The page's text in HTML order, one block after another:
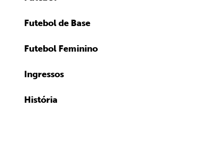
Futebol de Base
Futebol Feminino
Ingressos
História